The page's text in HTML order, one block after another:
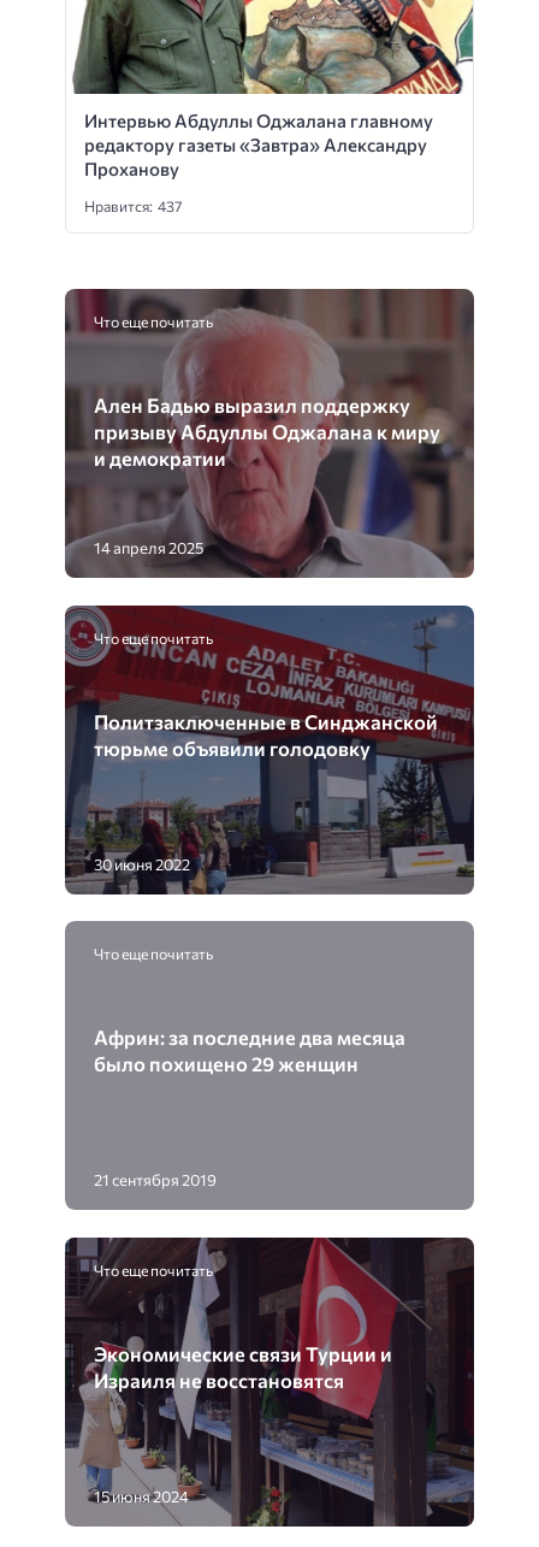
Интервью Абдуллы Оджалана главному
редактору газеты «Завтра» Александру
Проханову
Нравится: 437
Что еще почитать
Ален Бадью выразил поддержку
призыву Абдуллы Оджалана к миру
и демократии
14 апреля 2025
Что еще почитать
Политзаключенные в Синджанской
тюрьме объявили голодовку
30 июня 2022
Что еще почитать
Африн: за последние два месяца
было похищено 29 женщин
21 сентября 2019
Что еще почитать
Экономические связи Турции и
Израиля не восстановятся
15 июня 2024